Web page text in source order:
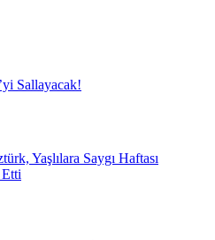
Sallayacak!
Yaşlılara Saygı Haftası